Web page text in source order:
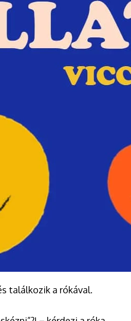
találkozik a rókával.